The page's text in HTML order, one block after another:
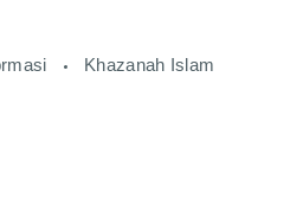
Khazanah Islam